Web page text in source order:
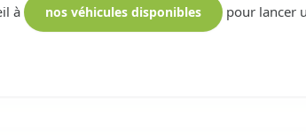
à
nos véhicules disponibles
pour lancer